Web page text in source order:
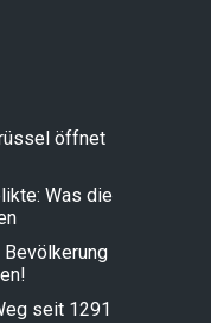
öffnet
Was die
seit 1291